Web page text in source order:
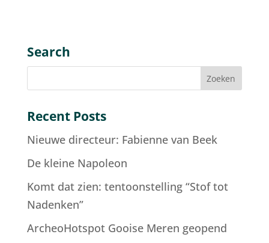
Search
Recent Posts
Nieuwe directeur: Fabienne van Beek
De kleine Napoleon
Komt dat zien: tentoonstelling “Stof tot
Nadenken”
ArcheoHotspot Gooise Meren geopend